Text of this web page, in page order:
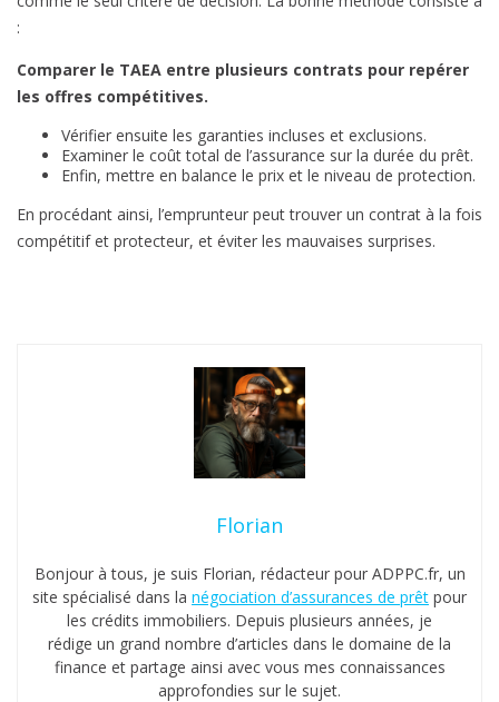
:
Comparer le TAEA entre plusieurs contrats pour repérer
les offres compétitives.
Vérifier ensuite les garanties incluses et exclusions.
Examiner le coût total de l’assurance sur la durée du prêt.
Enfin, mettre en balance le prix et le niveau de protection.
En procédant ainsi, l’emprunteur peut trouver un contrat à la fois
compétitif et protecteur, et éviter les mauvaises surprises.
Florian
Bonjour à tous, je suis Florian, rédacteur pour ADPPC.fr, un
site spécialisé dans la négociation d’assurances de prêt pour
les crédits immobiliers. Depuis plusieurs années, je
rédige un grand nombre d’articles dans le domaine de la
finance et partage ainsi avec vous mes connaissances
approfondies sur le sujet.